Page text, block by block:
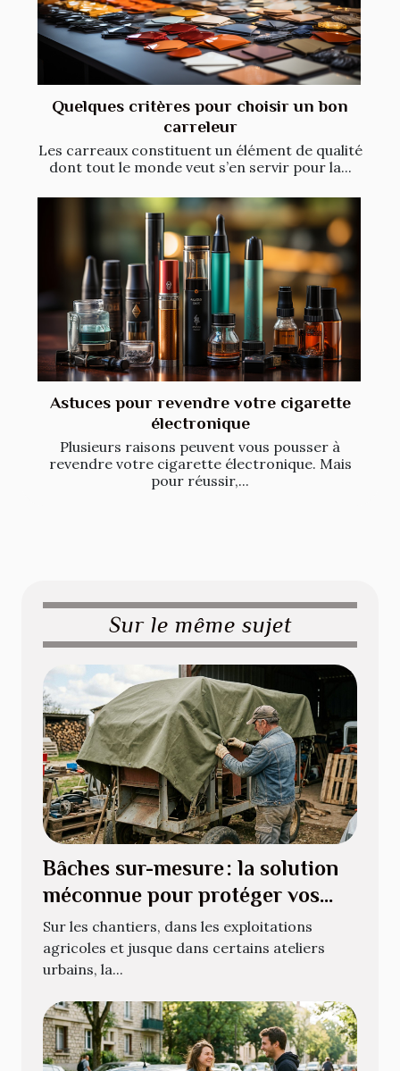
Quelques critères pour choisir un bon
carreleur
Les carreaux constituent un élément de qualité
dont tout le monde veut s’en servir pour la...
Astuces pour revendre votre cigarette
électronique
Plusieurs raisons peuvent vous pousser à
revendre votre cigarette électronique. Mais
pour réussir,...
Sur le même sujet
Bâches sur-mesure : la solution
méconnue pour protéger vos
équipements atypiques
Sur les chantiers, dans les exploitations
agricoles et jusque dans certains ateliers
urbains, la...